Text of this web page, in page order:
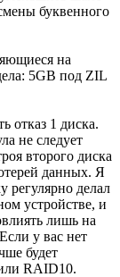
буквенного
на
5GB под ZIL
отказ 1 диска.
не следует
второго диска
данных. Я
регулярно делал
устройстве, и
лишь на
у вас нет
будет
RAID10.